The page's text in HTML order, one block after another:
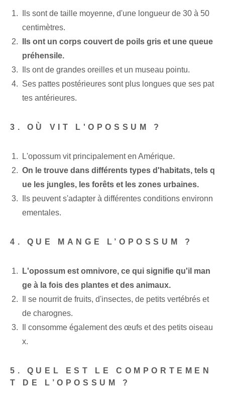
Ils sont de taille moyenne, d'une longueur de 30 à 50
centimètres.
Ils ont un corps couvert de poils gris et une queue
préhensile.
Ils ont de grandes oreilles et un museau pointu.
Ses pattes postérieures sont plus longues que ses pat
tes antérieures.
3. OÙ VIT L'OPOSSUM ?
L'opossum vit principalement en Amérique.
On le trouve dans différents types d'habitats, tels q
ue les jungles, les forêts et les zones urbaines.
Ils peuvent s'adapter à différentes conditions environn
ementales.
4. QUE MANGE L’OPOSSUM ?
L'opossum est omnivore, ce qui signifie qu'il man
ge à la fois des plantes et des animaux.
Il se nourrit de fruits, d'insectes, de petits vertébrés et
de charognes.
Il consomme également des œufs et des petits oiseau
x.
5. QUEL EST LE COMPORTEMEN
T DE L’OPOSSUM ?